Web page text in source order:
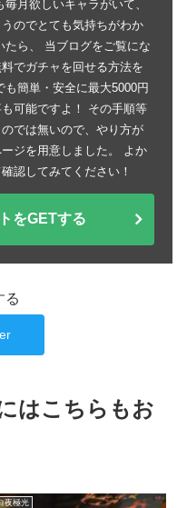
月欲しいキャラがいて、
のでとても気持ちがわか
たら、 当ブログをご覧にな
でガチャを回せる方法を
簡単・安全に最大5000円
可能ですよ！ その手順等
では無いので、やり方が
ジを用意しました。 よか
認してみてください！
をGETする
る
はこちらもお
夜極光